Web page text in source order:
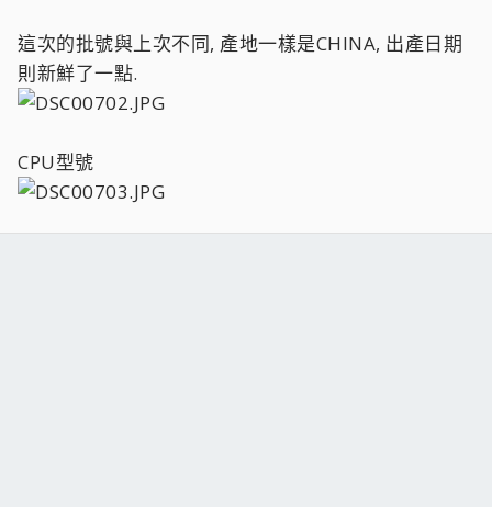
這次的批號與上次不同, 產地一樣是CHINA, 出產日期
則新鮮了一點.
CPU型號